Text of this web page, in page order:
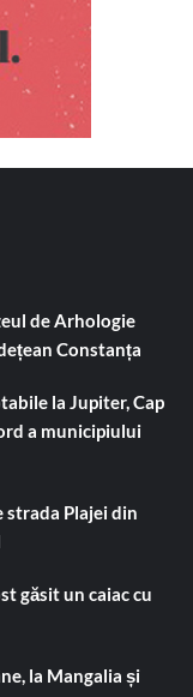
de Arhologie
Constanța
la Jupiter, Cap
a municipiului
Plajei din
găsit un caiac cu
la Mangalia și